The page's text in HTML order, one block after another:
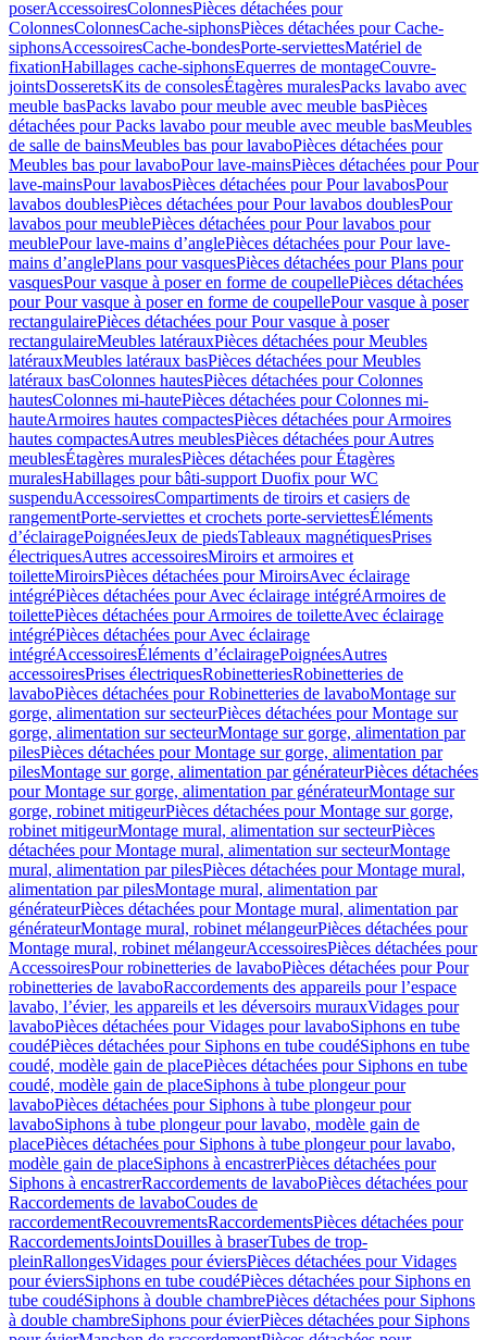
poserAccessoiresColonnesPièces détachées pour
ColonnesColonnesCache-siphonsPièces détachées pour Cache-
siphonsAccessoiresCache-bondesPorte-serviettesMatériel de
fixationHabillages cache-siphonsEquerres de montageCouvre-
jointsDosseretsKits de consolesÉtagères muralesPacks lavabo avec
meuble basPacks lavabo pour meuble avec meuble basPièces
détachées pour Packs lavabo pour meuble avec meuble basMeubles
de salle de bainsMeubles bas pour lavaboPièces détachées pour
Meubles bas pour lavaboPour lave-mainsPièces détachées pour Pour
lave-mainsPour lavabosPièces détachées pour Pour lavabosPour
lavabos doublesPièces détachées pour Pour lavabos doublesPour
lavabos pour meublePièces détachées pour Pour lavabos pour
meublePour lave-mains d’anglePièces détachées pour Pour lave-
mains d’anglePlans pour vasquesPièces détachées pour Plans pour
vasquesPour vasque à poser en forme de coupellePièces détachées
pour Pour vasque à poser en forme de coupellePour vasque à poser
rectangulairePièces détachées pour Pour vasque à poser
rectangulaireMeubles latérauxPièces détachées pour Meubles
latérauxMeubles latéraux basPièces détachées pour Meubles
latéraux basColonnes hautesPièces détachées pour Colonnes
hautesColonnes mi-hautePièces détachées pour Colonnes mi-
hauteArmoires hautes compactesPièces détachées pour Armoires
hautes compactesAutres meublesPièces détachées pour Autres
meublesÉtagères muralesPièces détachées pour Étagères
muralesHabillages pour bâti-support Duofix pour WC
suspenduAccessoiresCompartiments de tiroirs et casiers de
rangementPorte-serviettes et crochets porte-serviettesÉléments
d’éclairagePoignéesJeux de piedsTableaux magnétiquesPrises
électriquesAutres accessoiresMiroirs et armoires et
toiletteMiroirsPièces détachées pour MiroirsAvec éclairage
intégréPièces détachées pour Avec éclairage intégréArmoires de
toilettePièces détachées pour Armoires de toiletteAvec éclairage
intégréPièces détachées pour Avec éclairage
intégréAccessoiresÉléments d’éclairagePoignéesAutres
accessoiresPrises électriquesRobinetteriesRobinetteries de
lavaboPièces détachées pour Robinetteries de lavaboMontage sur
gorge, alimentation sur secteurPièces détachées pour Montage sur
gorge, alimentation sur secteurMontage sur gorge, alimentation par
pilesPièces détachées pour Montage sur gorge, alimentation par
pilesMontage sur gorge, alimentation par générateurPièces détachées
pour Montage sur gorge, alimentation par générateurMontage sur
gorge, robinet mitigeurPièces détachées pour Montage sur gorge,
robinet mitigeurMontage mural, alimentation sur secteurPièces
détachées pour Montage mural, alimentation sur secteurMontage
mural, alimentation par pilesPièces détachées pour Montage mural,
alimentation par pilesMontage mural, alimentation par
générateurPièces détachées pour Montage mural, alimentation par
générateurMontage mural, robinet mélangeurPièces détachées pour
Montage mural, robinet mélangeurAccessoiresPièces détachées pour
AccessoiresPour robinetteries de lavaboPièces détachées pour Pour
robinetteries de lavaboRaccordements des appareils pour l’espace
lavabo, l’évier, les appareils et les déversoirs murauxVidages pour
lavaboPièces détachées pour Vidages pour lavaboSiphons en tube
coudéPièces détachées pour Siphons en tube coudéSiphons en tube
coudé, modèle gain de placePièces détachées pour Siphons en tube
coudé, modèle gain de placeSiphons à tube plongeur pour
lavaboPièces détachées pour Siphons à tube plongeur pour
lavaboSiphons à tube plongeur pour lavabo, modèle gain de
placePièces détachées pour Siphons à tube plongeur pour lavabo,
modèle gain de placeSiphons à encastrerPièces détachées pour
Siphons à encastrerRaccordements de lavaboPièces détachées pour
Raccordements de lavaboCoudes de
raccordementRecouvrementsRaccordementsPièces détachées pour
RaccordementsJointsDouilles à braserTubes de trop-
pleinRallongesVidages pour éviersPièces détachées pour Vidages
pour éviersSiphons en tube coudéPièces détachées pour Siphons en
tube coudéSiphons à double chambrePièces détachées pour Siphons
à double chambreSiphons pour évierPièces détachées pour Siphons